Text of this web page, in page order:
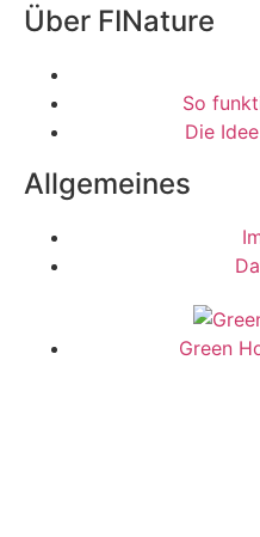
Über FINature
So
Die
Allgemeines
Green